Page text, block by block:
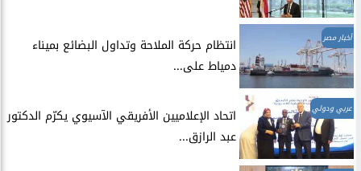
أخبار مصر
انتظام حركة الملاحة وتداول البضائع بميناء
دمياط على...
عربي ودولي
اتحاد الإعلاميين الأفريقي الآسيوي يكرّم الدكتور
عبد الرازق...